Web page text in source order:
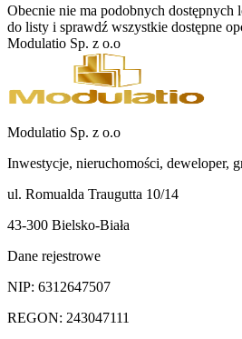
Obecnie nie ma podobnych
do listy i sprawdź wszystkie dostępne
Modulatio Sp. z o.o
Modulatio Sp. z o.o
Inwestycje, nieruchomości, deweloper,
ul. Romualda Traugutta 10/14
43-300 Bielsko-Biała
Dane rejestrowe
NIP: 6312647507
REGON: 243047111